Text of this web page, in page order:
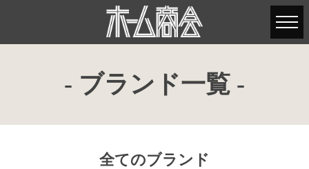
- ブランド一覧 -
全てのブランド